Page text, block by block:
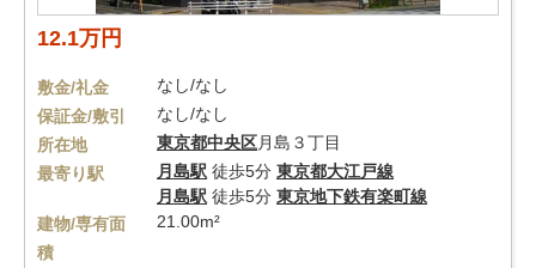
12.1万円
敷金/礼金
なし/なし
保証金/敷引
なし/なし
所在地
東京都中央区月島３丁目
最寄り駅
月島駅 徒歩5分 東京都大江戸線
月島駅 徒歩5分 東京地下鉄有楽町線
建物/専有面
積
21.00m²